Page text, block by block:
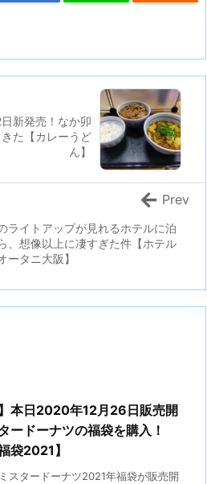
日新発売！なか卯
た【カレーうど
ん】
ライトアップが見れるホテルに泊
、想像以上に凄すぎた件【ホテル
ータニ大阪】
Prev
】本日2020年12月26日販売開
ードーナツの福袋を購入！
袋2021】
スタードーナツ2021年福袋が販売開